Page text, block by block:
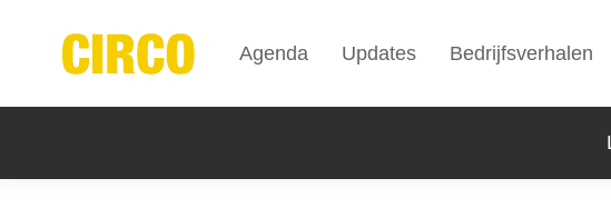
Agenda Updates Bedrijfsverhalen